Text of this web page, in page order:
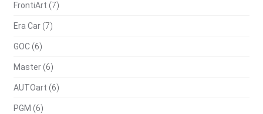
FrontiArt (7)
Era Car (7)
GOC (6)
Master (6)
AUTOart (6)
PGM (6)